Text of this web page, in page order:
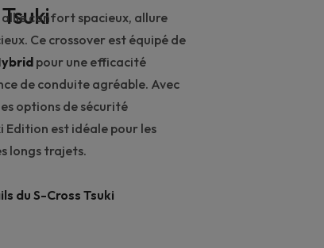
allie confort spacieux, allure
Ce crossover est équipé de
pour une efficacité
de conduite agréable. Avec
options de sécurité
Edition est idéale pour les
longs trajets.
du S-Cross Tsuki